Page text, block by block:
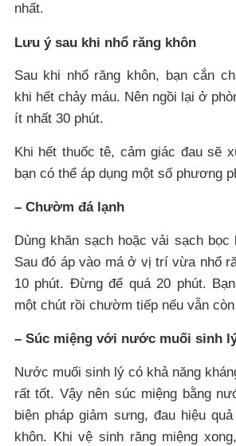
nhất.
Lưu ý sau khi nhổ răng khôn
Sau khi nhổ răng khôn, bạn cắn
khi hết chảy máu. Nên ngồi lại ở
ít nhất 30 phút.
Khi hết thuốc tê, cảm giác đau sẽ
bạn có thể áp dụng một số phương
– Chườm đá lạnh
Dùng khăn sạch hoặc vải sạch
Sau đó áp vào má ở vị trí vừa nhổ
10 phút. Đừng để quá 20 phút.
một chút rồi chườm tiếp nếu vẫn
– Súc miệng với nước muối sinh
Nước muối sinh lý có khả năng
rất tốt. Vậy nên súc miệng bằng
biện pháp giảm sưng, đau hiệu
khôn. Khi vệ sinh răng miệng